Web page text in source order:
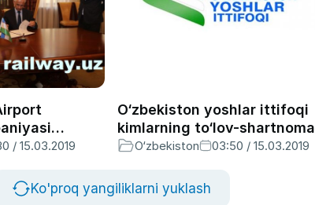
aeroport
/ 15.03.2019
O‘zbekiston yoshlar ittifoqi
kimlarning to‘lov-shartnoma
pullarini to‘lab beradi?
O‘zbekiston 03:50 / 15.03.2019
Ko'proq yangiliklarni yuklash